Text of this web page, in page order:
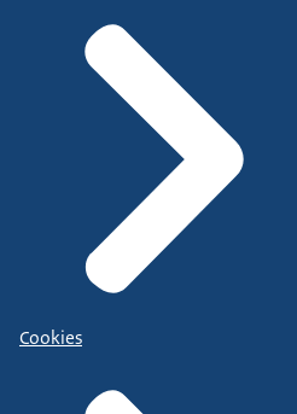
Cookies